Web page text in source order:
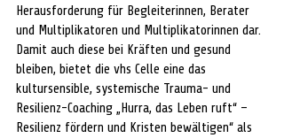
Herausforderung für Begleiterinnen, Berater
und Multiplikatoren und Multiplikatorinnen dar.
Damit auch diese bei Kräften und gesund
bleiben, bietet die vhs Celle eine das
kultursensible, systemische Trauma- und
Resilienz-Coaching „Hurra, das Leben ruft“ –
Resilienz fördern und Kristen bewältigen“ als